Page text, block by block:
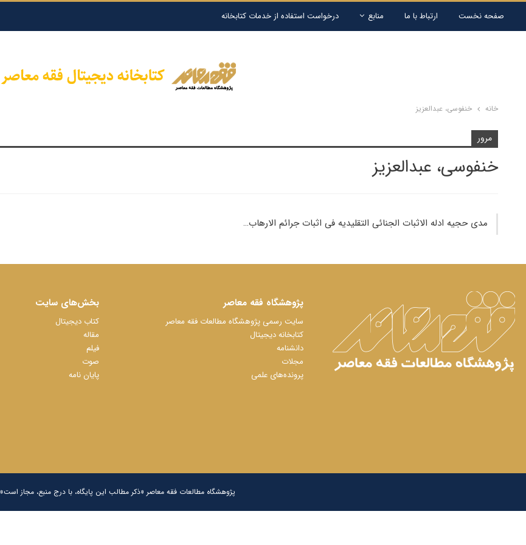
صفحه نخست ارتباط با ما منابع درخواست استفاده از خدمات کتابخانه
خانه خنفوسی، عبدالعزیز
مرور
خنفوسی، عبدالعزیز
مدى حجیه ادله الاثبات الجنائى التقلیدیه فى اثبات جرائم الارهاب…
پژوهشگاه فقه معاصر
سایت رسمی پژوهشگاه مطالعات فقه معاصر
کتابخانه دیجیتال
دانشنامه
مجلات
پرونده‌های علمی
بخش‌های سایت
کتاب دیجیتال
مقاله
فیلم
صوت
پایان نامه
پژوهشگاه مطالعات فقه معاصر «ذکر مطالب این پایگاه، با درج منبع، مجاز است»